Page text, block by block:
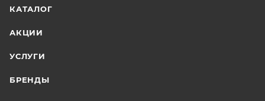
КАТАЛОГ
АКЦИИ
УСЛУГИ
БРЕНДЫ